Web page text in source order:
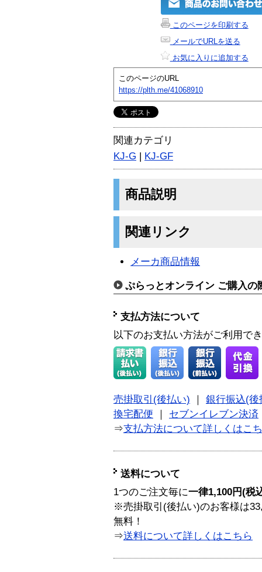
このページを印刷する
メールでURLを送る
お気に入りに追加する
このページのURL
https://plth.me/41068910
関連カテゴリ
KJ-G | KJ-GF
商品説明
関連リンク
メーカ商品情報
ぷらっとオンライン ご購入の
支払方法について
以下のお支払い方法がご利用で
売掛取引(後払い)
銀行振込(後
換宅配便
セブンイレブン決済
⇒支払方法について詳しくはこ
送料について
1つのご注文毎に一律1,100円(税
※売掛取引(後払い)のお客様は
無料！
⇒送料について詳しくはこちら